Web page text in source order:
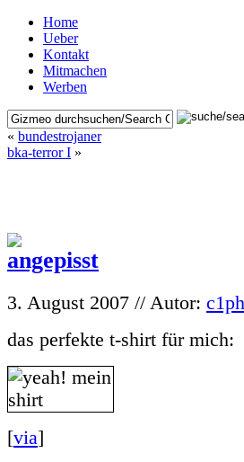
Home
Ueber
Kontakt
Mitmachen
Werben
« bundestrojaner
bka-terror I »
3. August 2007 // Autor:
das perfekte t-shirt für mich:
[via]